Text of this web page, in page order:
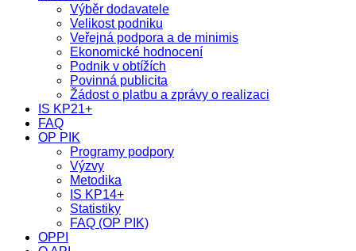
Výběr dodavatele
Velikost podniku
Veřejná podpora a de minimis
Ekonomické hodnocení
Podnik v obtížích
Povinná publicita
Žádost o platbu a zprávy o realizaci
IS KP21+
FAQ
OP PIK
Programy podpory
Výzvy
Metodika
IS KP14+
Statistiky
FAQ (OP PIK)
OPPI